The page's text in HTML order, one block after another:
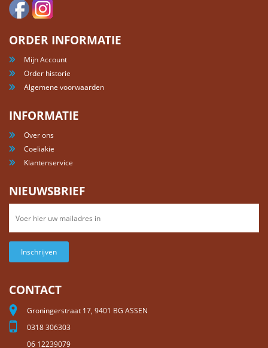
ORDER INFORMATIE
Mijn Account
Order historie
Algemene voorwaarden
INFORMATIE
Over ons
Coeliakie
Klantenservice
NIEUWSBRIEF
Inschrijven
CONTACT
Groningerstraat 17, 9401 BG ASSEN
0318 306303
06 12239079